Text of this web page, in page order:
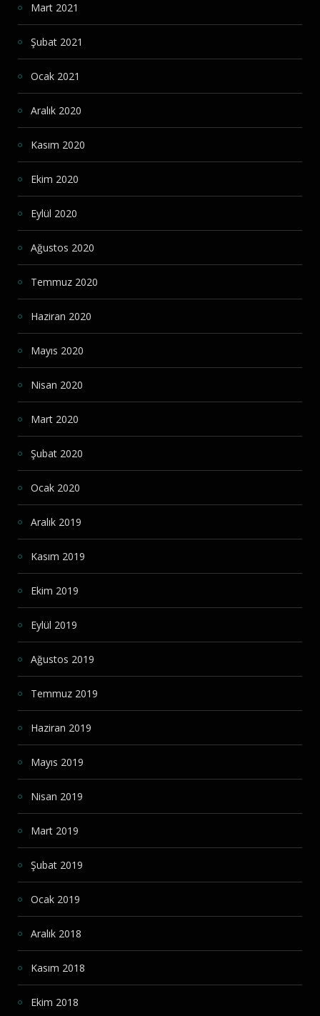
Mart 2021
Şubat 2021
Ocak 2021
Aralık 2020
Kasım 2020
Ekim 2020
Eylül 2020
Ağustos 2020
Temmuz 2020
Haziran 2020
Mayıs 2020
Nisan 2020
Mart 2020
Şubat 2020
Ocak 2020
Aralık 2019
Kasım 2019
Ekim 2019
Eylül 2019
Ağustos 2019
Temmuz 2019
Haziran 2019
Mayıs 2019
Nisan 2019
Mart 2019
Şubat 2019
Ocak 2019
Aralık 2018
Kasım 2018
Ekim 2018